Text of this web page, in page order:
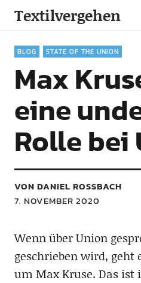
Textilvergehen
BLOG STATE OF THE UNION
Max
eine
Rolle bei
VON DANIEL ROSSBACH
7. NOVEMBER 2020
Wenn über Union
geschrieben wird, geht
um Max Kruse. Das